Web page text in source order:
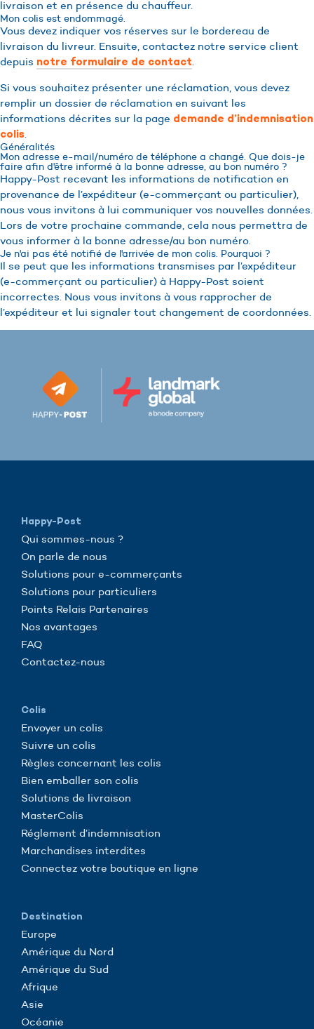
livraison et en présence du chauffeur.
Mon colis est endommagé.
Vous devez indiquer vos réserves sur le bordereau de
livraison du livreur. Ensuite, contactez notre service client
depuis notre formulaire de contact.
Si vous souhaitez présenter une réclamation, vous devez
remplir un dossier de réclamation en suivant les
informations décrites sur la page demande d’indemnisation
colis.
Généralités
Mon adresse e-mail/numéro de téléphone a changé. Que dois-je
faire afin d'être informé à la bonne adresse, au bon numéro ?
Happy-Post recevant les informations de notification en
provenance de l’expéditeur (e-commerçant ou particulier),
nous vous invitons à lui communiquer vos nouvelles données.
Lors de votre prochaine commande, cela nous permettra de
vous informer à la bonne adresse/au bon numéro.
Je n'ai pas été notifié de l'arrivée de mon colis. Pourquoi ?
Il se peut que les informations transmises par l’expéditeur
(e-commerçant ou particulier) à Happy-Post soient
incorrectes. Nous vous invitons à vous rapprocher de
l’expéditeur et lui signaler tout changement de coordonnées.
Happy-Post
Qui sommes-nous ?
On parle de nous
Solutions pour e-commerçants
Solutions pour particuliers
Points Relais Partenaires
Nos avantages
FAQ
Contactez-nous
Colis
Envoyer un colis
Suivre un colis
Règles concernant les colis
Bien emballer son colis
Solutions de livraison
MasterColis
Réglement d’indemnisation
Marchandises interdites
Connectez votre boutique en ligne
Destination
Europe
Amérique du Nord
Amérique du Sud
Afrique
Asie
Océanie